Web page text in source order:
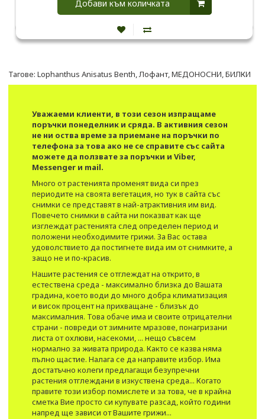
Добави към количката
Тагове: Lophanthus Anisatus Benth,Лофант,МЕДОНОСНИ,БИЛКИ
Уважаеми клиенти, в този сезон изпращаме
поръчки понеделник и сряда. В активния сезон
не ни оства време за приемане на поръчки по
телефона за това ако не се справите със сайта
можете да ползвате за поръчки и Viber,
Messenger и mail.
Много от растенията променят вида си през
периодите на своята вегетация, но тук в сайта със
снимки се представят в най-атрактивния им вид.​
Повечето снимки в сайта ни показват как ще
изглеждат растенията след определен период и
положени необходимите грижи. За Вас остава
удоволствието да постигнете вида им от снимките, а
защо не и по-красив.
Нашите растения се отглеждат на открито, в
естествена среда - максимално близка до Вашата
градина, което води до много добра климатизация
и висок процент на прихващане - близък до
максималния. Това обаче има и своите отрицателни
страни - повреди от зимните мразове, понагризани
листа от охлюви, насекоми, ... нещо съвсем
нормално за живата природа. Както се казва няма
пълно щастие. Налага се да направите избор. Има
достатъчно колеги предлагащи безупречни
растения отглеждани в изкуствена среда... Когато
правите този избор помислете и за това, че в крайна
сметка Вие просто си купувате разсад, който години
напред ще зависи от Вашите грижи...